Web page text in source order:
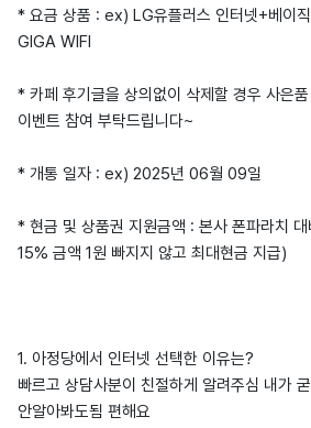
* 요금 상품 : ex) LG유플러스 인터넷+베이
GIGA WIFI
* 카페 후기글을 상의없이 삭제할 경우 사은
이벤트 참여 부탁드립니다~
* 개통 일자 : ex) 2025년 06월 09일
* 현금 및 상품권 지원금액 : 본사 폰파라치
15% 금액 1원 빠지지 않고 최대현금 지급)
1. 아정당에서 인터넷 선택한 이유는?
빠르고 상담사분이 친절하게 알려주심 내가
안알아봐도됨 편해요